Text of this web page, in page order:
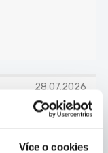
Více o cookies
28.07.2026